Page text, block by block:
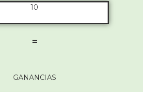
10
=
GANANCIAS